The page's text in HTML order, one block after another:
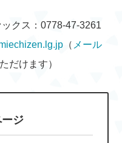
クス：0778-47-3261
（ メール
だけます）
ジ